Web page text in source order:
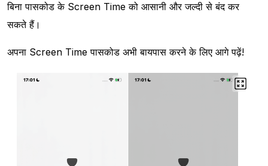
बिना पासकोड के Screen Time को आसानी और जल्दी से बंद कर
सकते हैं।
अपना Screen Time पासकोड अभी बायपास करने के लिए आगे पढ़ें!